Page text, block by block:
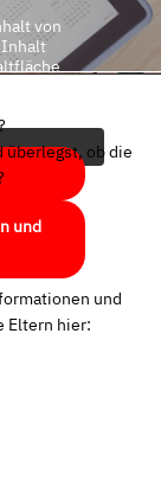
von
Inhalt
und
überlegst, ob die
und
Eltern hier: